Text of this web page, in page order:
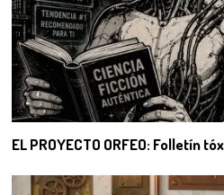
EL PROYECTO ORFEO: Folletín